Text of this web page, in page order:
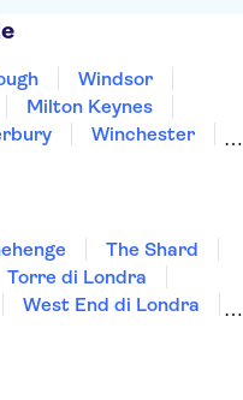
Windsor
Milton Keynes
Winchester
The Shard
Torre di Londra
West End di Londra